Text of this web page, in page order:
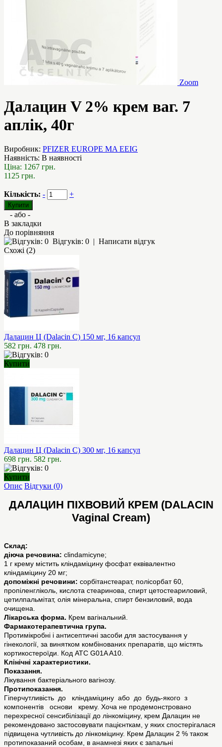
Zoom
Далацин V 2% крем ваг. 7
аплік, 40г
Виробник: PFIZER EUROPE MA EEIG
Наявність: В наявності
Ціна: 1267 грн.
1125 грн.
Кількість: - +
- або -
В закладки
До порівняння
Відгуків: 0 | Написати відгук
Схожі (2)
Далацин Ц (Dalacin C) 150 мг, 16 капсул
582 грн. 478 грн.
Купити
Далацин Ц (Dalacin C) 300 мг, 16 капсул
698 грн. 582 грн.
Купити
Опис Відгуки (0)
ДАЛАЦИН ПІХВОВИЙ КРЕМ (DALACIN
Vaginal Cream)
Склад:
діюча речовина: clindamicyne;
1 г крему містить кліндаміцину фосфат еквівалентно
кліндаміцину 20 мг;
допоміжні речовини: сорбітанстеарат, полісорбат 60,
пропіленгліколь, кислота стеаринова, спирт цетостеариловий,
цетилпальмітат, олія мінеральна, спирт бензиловий, вода
очищена.
Лікарська форма. Крем вагінальний.
Фармакотерапевтична група.
Протимікробні і антисептичні засоби для застосування у
гінекології, за винятком комбінованих препаратів, що містять
кортикостероїди. Код АТС G01A A10.
Клінічні характеристики.
Показання.
Лікування бактеріального вагінозу.
Протипоказання.
Гіперчутливість до кліндаміцину або до будь-якого з
компонентів основи крему. Хоча не продемонстровано
перехресної сенсибілізації до лінкоміцину, крем Далацин не
рекомендовано застосовувати пацієнткам, у яких спостерігалася
підвищена чутливість до лінкоміцину. Крем Далацин 2 % також
протипоказаний особам, в анамнезі яких є запальні